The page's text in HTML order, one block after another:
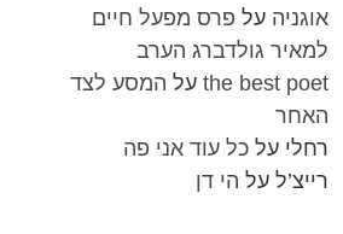
אוגניה על פרס מפעל חיים
למאיר גולדברג הערב
the best poet על המסע לצד
האחר
רחלי על כל עוד אני פה
רייצ’ל על הי דן